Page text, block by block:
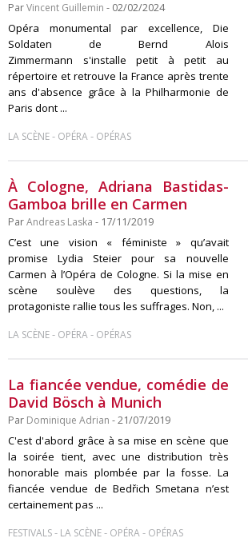
ParVincent Guillemin - 02/02/2024
Opéra monumental par excellence, Die
Soldaten de Bernd Alois
Zimmermann s'installe petit à petit au
répertoire et retrouve la France après trente
ans d'absence grâce à la Philharmonie de
Paris dont ...
LA SCÈNE- OPÉRA- OPÉRAS
À Cologne, Adriana Bastidas-
Gamboa brille en Carmen
ParAndreas Laska - 17/11/2019
C’est une vision « féministe » qu’avait
promise Lydia Steier pour sa nouvelle
Carmen à l’Opéra de Cologne. Si la mise en
scène soulève des questions, la
protagoniste rallie tous les suffrages. Non, ...
LA SCÈNE- OPÉRA- OPÉRAS
La fiancée vendue, comédie de
David Bösch à Munich
Par Dominique Adrian - 21/07/2019
C'est d'abord grâce à sa mise en scène que
la soirée tient, avec une distribution très
honorable mais plombée par la fosse. La
fiancée vendue de Bedřich Smetana n’est
certainement pas ...
FESTIVALS- LA SCÈNE- OPÉRA- OPÉRAS